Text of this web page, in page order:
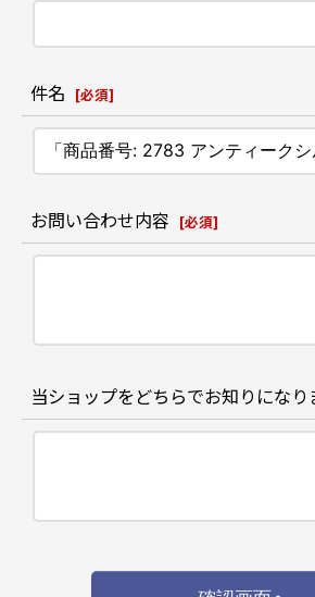
件名 [必須]
お問い合わせ内容 [必須]
当ショップをどちらでお知りになり